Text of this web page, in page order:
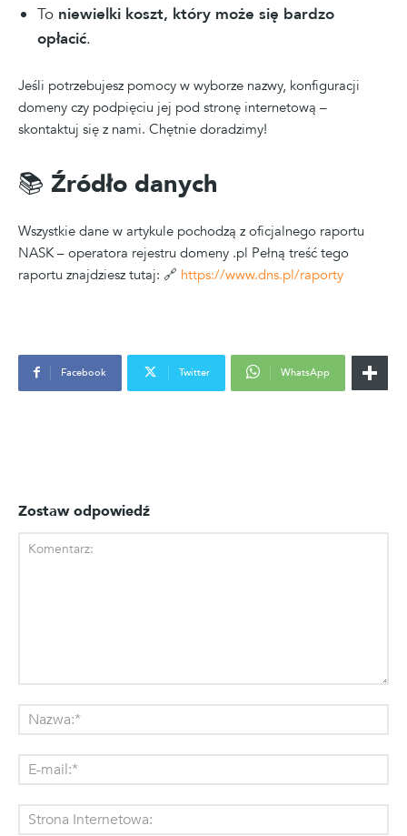
To niewielki koszt, który może się bardzo
opłacić.
Jeśli potrzebujesz pomocy w wyborze nazwy, konfiguracji
domeny czy podpięciu jej pod stronę internetową –
skontaktuj się z nami. Chętnie doradzimy!
📚 Źródło danych
Wszystkie dane w artykule pochodzą z oficjalnego raportu
NASK – operatora rejestru domeny .pl Pełną treść tego
raportu znajdziesz tutaj: 🔗 https://www.dns.pl/raporty
Facebook Twitter WhatsApp
Zostaw odpowiedź